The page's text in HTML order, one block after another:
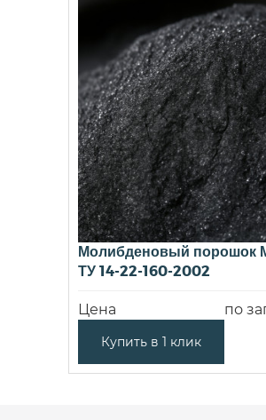
Молибденовый порошок
ТУ 14-22-160-2002
Цена по
Купить в 1 клик